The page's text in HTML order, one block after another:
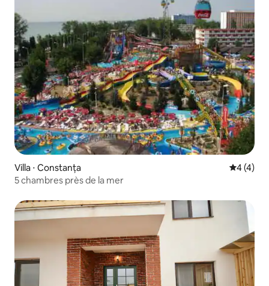
Villa ⋅ Constanța
4 (4)
5 chambres près de la mer